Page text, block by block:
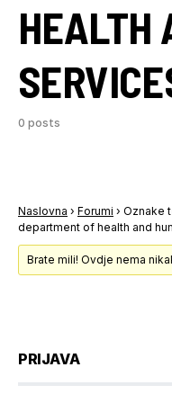
HEALTH
0 posts
Naslovna › Forumi › Oznake
department of health and
Brate mili! Ovdje nema
PRIJAVA